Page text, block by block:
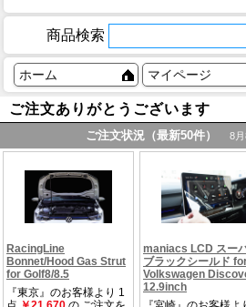
商品検索
ホーム マイページ
ご注文ありがとうございます